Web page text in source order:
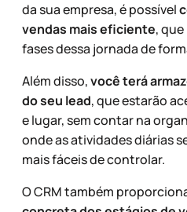
da sua empresa, é possível
vendas mais eficiente,
fases dessa jornada de
Além disso,você terá
do seu lead, que estarão
e lugar, sem contar na
onde as atividades diárias
mais fáceis de controlar.
O CRM também